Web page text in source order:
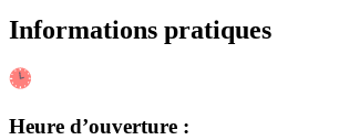
Informations pratiques
Heure d’ouverture :